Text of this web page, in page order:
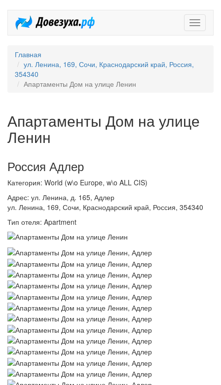
Главная
ул. Ленина, 169, Сочи, Краснодарский край, Россия,
354340
Апартаменты Дом на улице Ленин
Апартаменты Дом на улице
Ленин
Россия Адлер
Категория: World (w\o Europe, w\o ALL CIS)
Адрес: ул. Ленина, д. 165, Адлер
ул. Ленина, 169, Сочи, Краснодарский край, Россия, 354340
Тип отеля: Apartment